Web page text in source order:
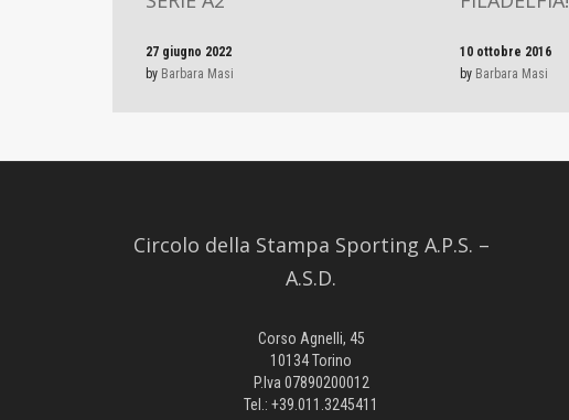
27 giugno 2022
by Barbara Masi
10 ottobre 2016
by Barbara Masi
Circolo della Stampa Sporting A.P.S. –
A.S.D.
Corso Agnelli, 45
10134 Torino
P.Iva 07890200012
Tel.: +39.011.3245411